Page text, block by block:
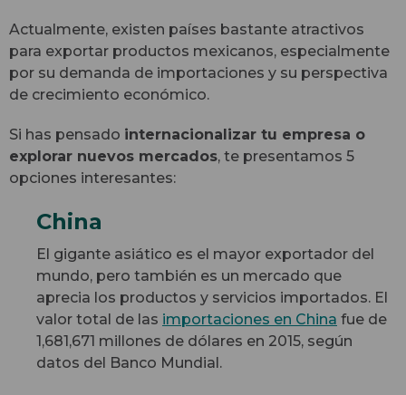
Actualmente, existen países bastante atractivos
para exportar productos mexicanos, especialmente
por su demanda de importaciones y su perspectiva
de crecimiento económico.
Si has pensado internacionalizar tu empresa o
explorar nuevos mercados, te presentamos 5
opciones interesantes:
China
El gigante asiático es el mayor exportador del
mundo, pero también es un mercado que
aprecia los productos y servicios importados. El
valor total de las importaciones en China fue de
1,681,671 millones de dólares en 2015, según
datos del Banco Mundial.